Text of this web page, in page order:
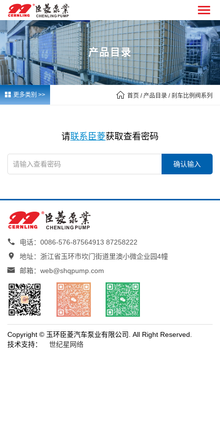
产品目录
 更多类别 >>  首页 / 产品目录 / 刹车比例阀系列
请联系臣菱获取查看密码
确认输入

电话：0086-576-87564913 87258222

地址：浙江省玉环市坎门街道里澳小微企业园4幢

邮箱：web@shqpump.com
Copyright © 玉环臣菱汽车泵业有限公司. All Right Reserved.
技术支持：
世纪星网络